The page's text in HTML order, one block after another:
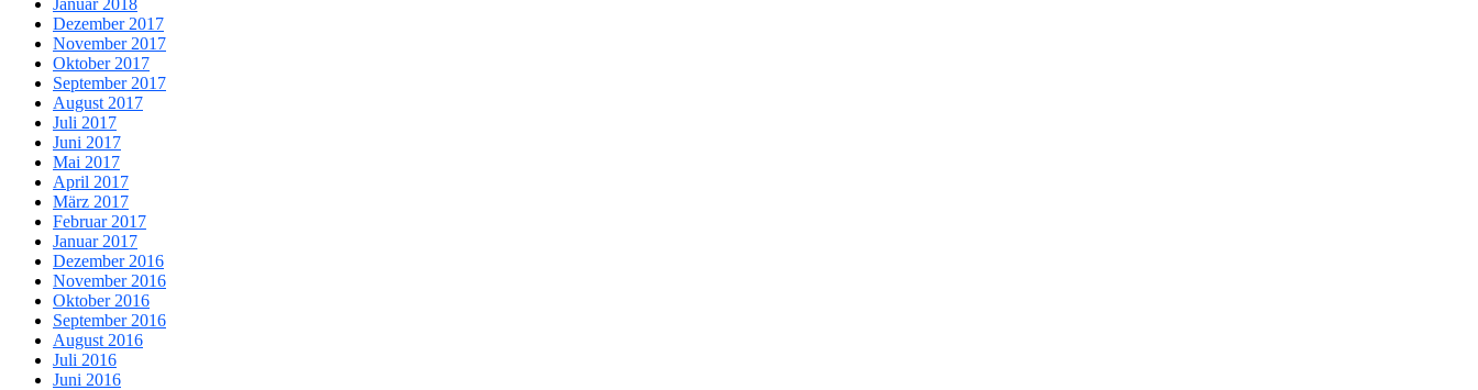
Januar 2018
Dezember 2017
November 2017
Oktober 2017
September 2017
August 2017
Juli 2017
Juni 2017
Mai 2017
April 2017
März 2017
Februar 2017
Januar 2017
Dezember 2016
November 2016
Oktober 2016
September 2016
August 2016
Juli 2016
Juni 2016